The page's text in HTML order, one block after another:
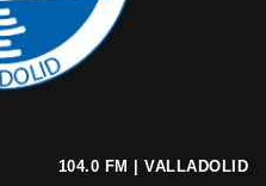
104.0 FM | VALLADOLID